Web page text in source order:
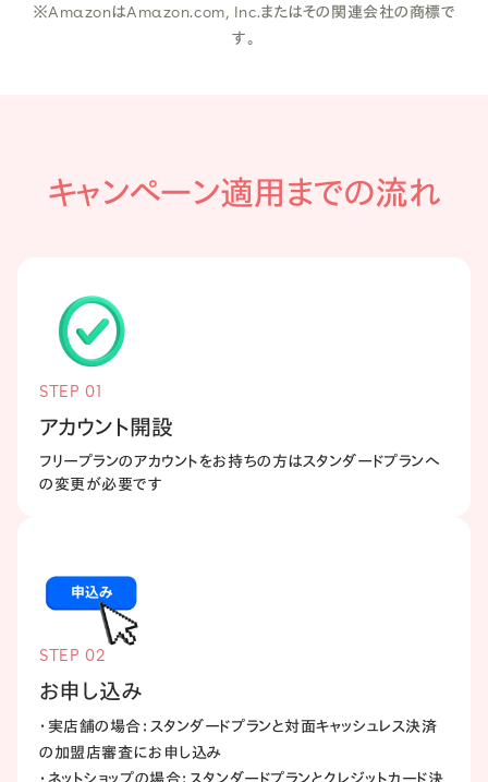
※AmazonはAmazon.com, Inc.またはその関連会社の商標で
す。
キャンペーン適用までの流れ
STEP 01
アカウント開設
フリープランのアカウントをお持ちの方はスタンダードプランへ
の変更が必要です
STEP 02
お申し込み
・実店舗の​場合：スタンダードプランと​対面キャッシュレス決済
の​加盟店審査に​お申し込み
・ネットショップの​場合：スタンダードプランと​クレジットカード決